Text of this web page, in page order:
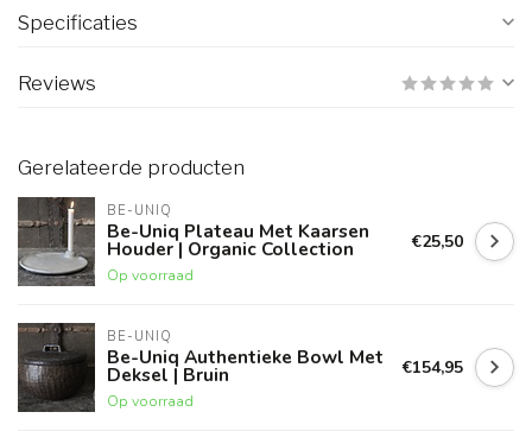
Specificaties
Reviews
Gerelateerde producten
BE-UNIQ
Be-Uniq Plateau Met Kaarsen
Houder | Organic Collection
Op voorraad
€25,50
BE-UNIQ
Be-Uniq Authentieke Bowl Met
Deksel | Bruin
Op voorraad
€154,95